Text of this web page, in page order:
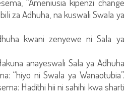
za Adhuha, na kuswali Swala ya
kwani zenyewe ni Sala ya
anayeswali Sala ya Adhuha
“hiyo ni Swala ya Wanaotubia”.
Hadithi hii ni sahihi kwa sharti